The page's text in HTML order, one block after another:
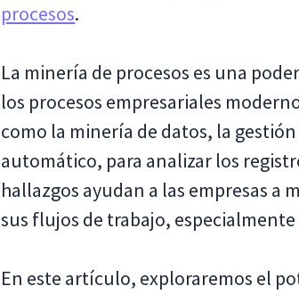
procesos.
La minería de procesos es una
los procesos empresariales
como la minería de datos, la
automático, para analizar los
hallazgos ayudan a las empresas a
sus flujos de trabajo,
En este artículo, exploraremos el